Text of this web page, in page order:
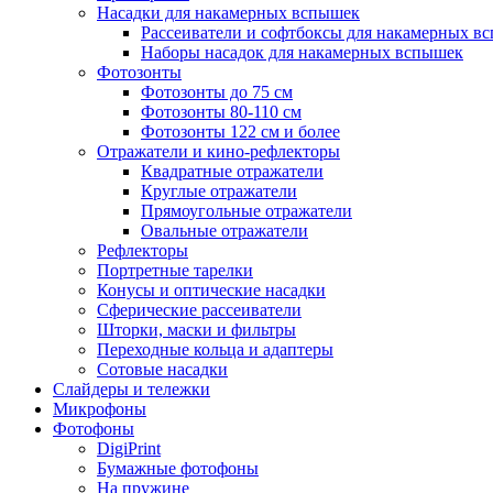
Насадки для накамерных вспышек
Рассеиватели и софтбоксы для накамерных
Наборы насадок для накамерных вспышек
Фотозонты
Фотозонты до 75 см
Фотозонты 80-110 см
Фотозонты 122 см и более
Отражатели и кино-рефлекторы
Квадратные отражатели
Круглые отражатели
Прямоугольные отражатели
Овальные отражатели
Рефлекторы
Портретные тарелки
Конусы и оптические насадки
Сферические рассеиватели
Шторки, маски и фильтры
Переходные кольца и адаптеры
Сотовые насадки
Слайдеры и тележки
Микрофоны
Фотофоны
DigiPrint
Бумажные фотофоны
На пружине